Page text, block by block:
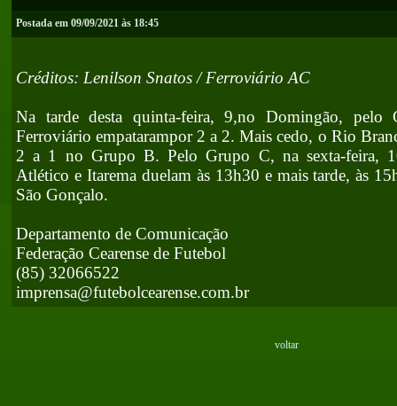
Postada em 09/09/2021 às 18:45
Créditos: Lenilson Snatos / Ferroviário AC
Na tarde desta quinta-feira, 9,no Domingão,
Ferroviário empatarampor 2 a 2. Mais cedo, o Rio
2 a 1 no Grupo B. Pelo Grupo C, na sexta-feira,
Atlético e Itarema duelam às 13h30 e mais tarde, às
São Gonçalo.
Departamento de Comunicação
Federação Cearense de Futebol
(85) 32066522
imprensa@futebolcearense.com.br
voltar